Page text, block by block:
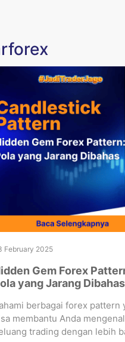
February 2025
Gem Forex
yang Jarang Dibahas
berbagai forex pattern
membantu Anda
trading dengan lebih